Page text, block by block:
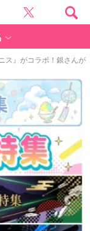
ス』がコラボ！銀さんが